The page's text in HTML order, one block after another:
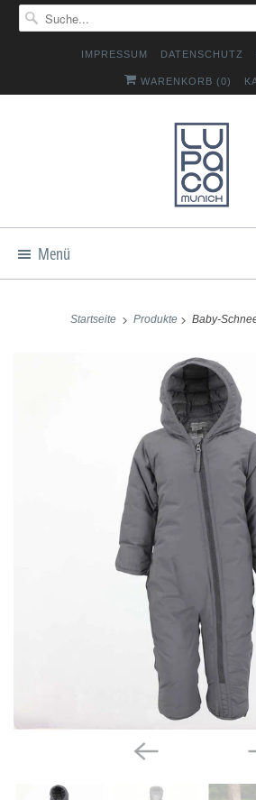
IMPRESSUM DATENSCHUTZ
WARENKORB (0)
Menü
Startseite Produkte Baby-